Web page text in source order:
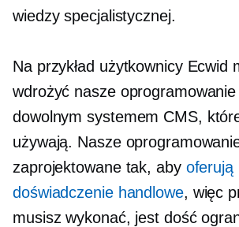
wiedzy specjalistycznej.
Na przykład użytkownicy Ecwid
wdrożyć nasze
dowolnym systemem CMS,
używają. Nasze
zaprojektowane tak, aby oferują
doświadczenie handlowe, więc
musisz wykonać, jest dość